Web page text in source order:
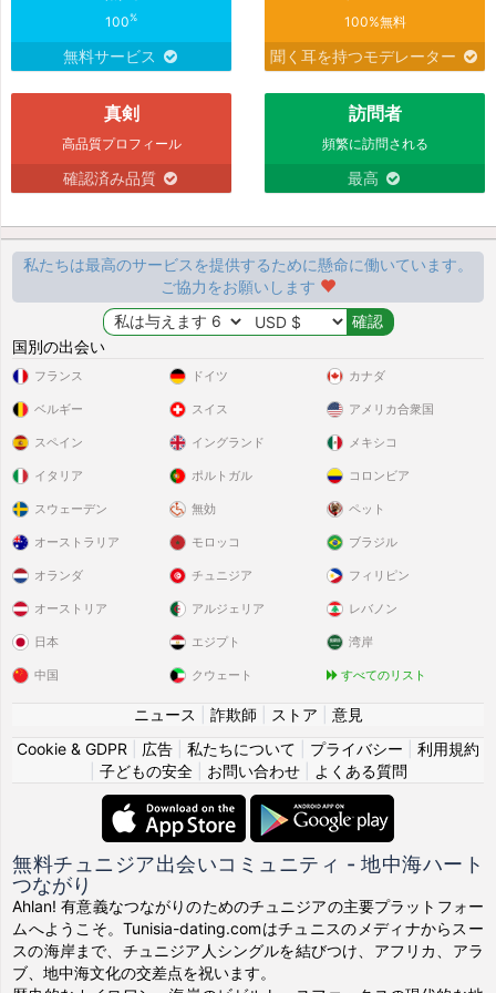
100%
無料サービス
100%無料
聞く耳を持つモデレーター
真剣
高品質プロフィール
確認済み品質
訪問者
頻繁に訪問される
最高
私たちは最高のサービスを提供するために懸命に働いています。
ご協力をお願いします
国別の出会い
フランス
ベルギー
スペイン
イタリア
スウェーデン
ドイツ
スイス
イングランド
ポルトガル
無効
カナダ
アメリカ合衆国
メキシコ
コロンビア
ペット
オーストラリア
オランダ
オーストリア
日本
中国
モロッコ
チュニジア
アルジェリア
エジプト
クウェート
ブラジル
フィリピン
レバノン
湾岸
すべてのリスト
ニュース 詐欺師 ストア
意見
Cookie & GDPR
広告 私たちについて プライバシー
利用規約
子どもの安全| お問い合わせ| よくある質問
無料チュニジア出会いコミュニティ - 地中海ハート
つながり
Ahlan! 有意義なつながりのためのチュニジアの主要プラットフォー
ムへようこそ。Tunisia-dating.comはチュニスのメディナからスー
スの海岸まで、チュニジア人シングルを結びつけ、アフリカ、アラ
ブ、地中海文化の交差点を祝います。